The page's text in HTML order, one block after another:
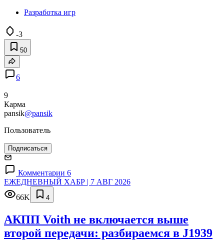
Разработка игр
-3
50
6
9
Карма
pansik@pansik
Пользователь
Подписаться
Комментарии 6
ЕЖЕДНЕВНЫЙ ХАБР | 7 АВГ 2026
66K
4
АКПП Voith не включается выше
второй передачи: разбираемся в J1939